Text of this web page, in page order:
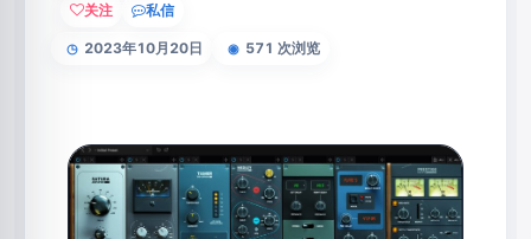
关注 私信
◷ 2023年10月20日 ◉ 571 次浏览